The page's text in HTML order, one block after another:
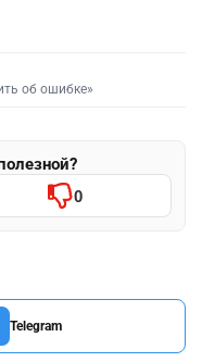
об ошибке»
0
Telegram